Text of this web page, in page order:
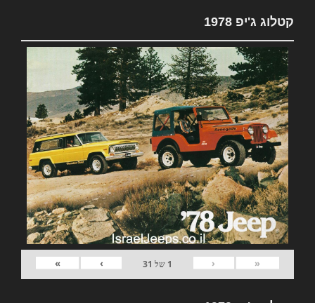
קטלוג ג'יפ 1978
«
‹
1 של 31
›
»